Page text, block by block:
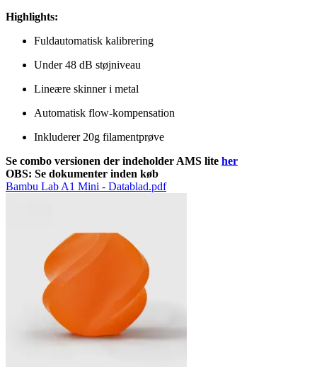
Highlights:
Fuldautomatisk kalibrering
Under 48 dB støjniveau
Lineære skinner i metal
Automatisk flow-kompensation
Inkluderer 20g filamentprøve
Se combo versionen der indeholder AMS lite her
OBS: Se dokumenter inden køb
Bambu Lab A1 Mini - Datablad.pdf